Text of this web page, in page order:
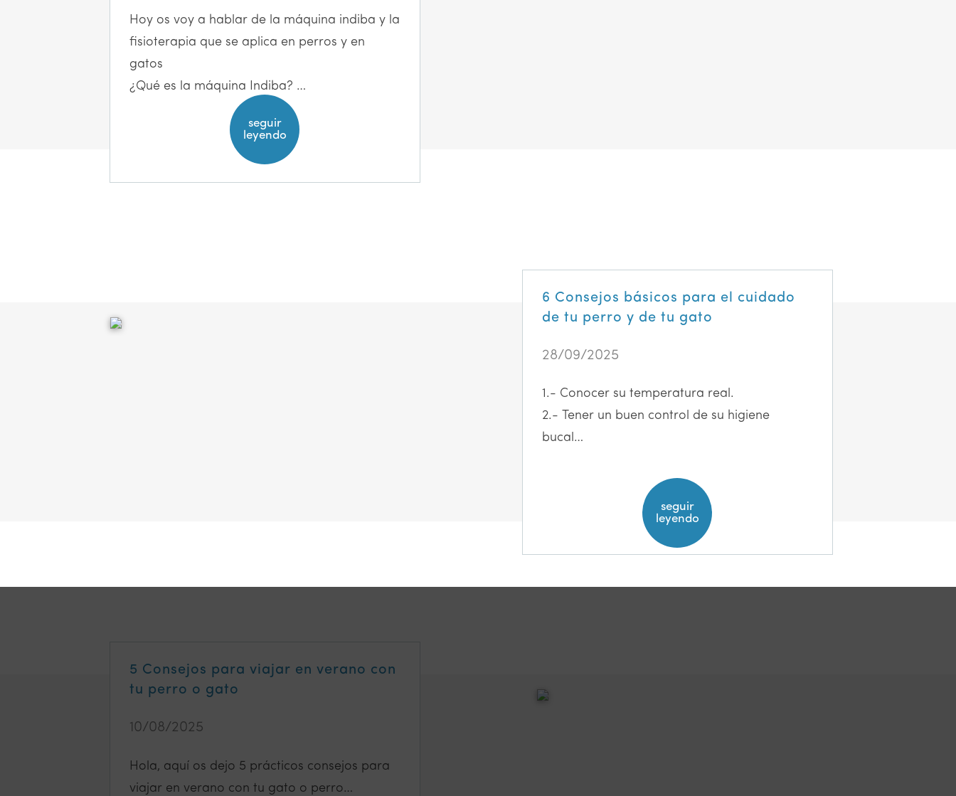
Hoy os voy a hablar de la máquina indiba y la
fisioterapia que se aplica en perros y en
gatos
¿Qué es la máquina Indiba? …
seguir
leyendo
6 Consejos básicos para el cuidado
de tu perro y de tu gato
28/09/2025
1.- Conocer su temperatura real.
2.- Tener un buen control de su higiene
bucal…
seguir
leyendo
5 Consejos para viajar en verano con
tu perro o gato
10/08/2025
Hola, aquí os dejo 5 prácticos consejos para
viajar en verano con tu gato o perro…